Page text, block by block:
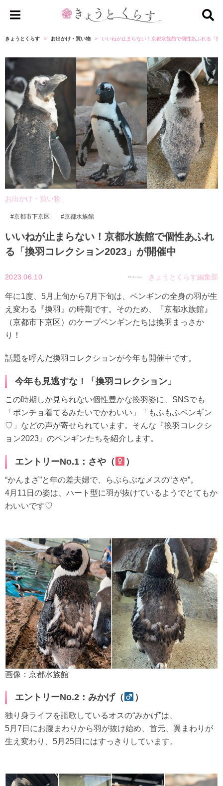
ょ
く
きょうとくらす お出かけ・買い物 いいねが止まらない！京都水族館で個性あふれる「
お出かけ・買い物
京都市下京区 京都水族館
いいねが止まらない！京都水族館で個性あふれ
る「換羽コレクション2023」が開催中
2023.06.10 きょうとくらす編集部
年に1度、5月上旬から7月下旬は、ペンギンの全身の羽が生
え変わる『換羽』の時期です。そのため、『京都水族館』
（京都市下京区）のケープペンギンたちは換羽まっさか
り！
話題を呼んだ換羽コレクションが今年も開催中です。
今年も見逃すな！「換羽コレクション」
この時期しか見られない個性豊かな換羽姿に、SNSでも
「ポンチョ着てるみたいでかわいい」「もふもふペンギン
♡」などの声が寄せられています。そんな『換羽コレクシ
ョン2023』のペンギンたちを紹介します。
エントリーNo.1：さや（ ）
“かんまざ”と年の差夫婦で、らぶらぶなメスの“さや”。
4月11日の姿は、ハート型に羽が抜けているようでとてもか
わいいです♡
画像：京都水族館
エントリーNo.2：みかげ（ ）
独り身ライフを謳歌しているオスの“みかげ”は、
5月7日にお腹まわりから羽が抜け始め、首元、翼まわりが
生え変わり、5月25日にはすっきりしています。